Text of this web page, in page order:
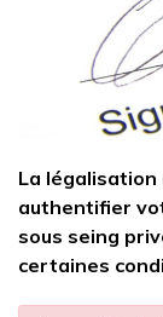
La légalisation
authentifier
sous seing
certaines